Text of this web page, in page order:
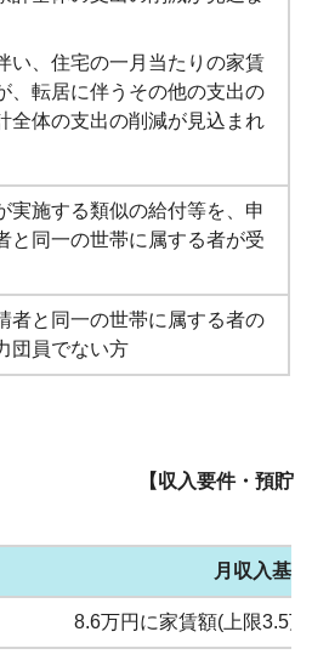
い、住宅の一月当たりの家賃
、転居に伴うその他の支出の
全体の支出の削減が見込まれ
実施する類似の給付等を、申
と同一の世帯に属する者が受
者と同一の世帯に属する者の
団員でない方
【収入要件・預貯
月収入基準
8.6万円に家賃額(上限3.5万